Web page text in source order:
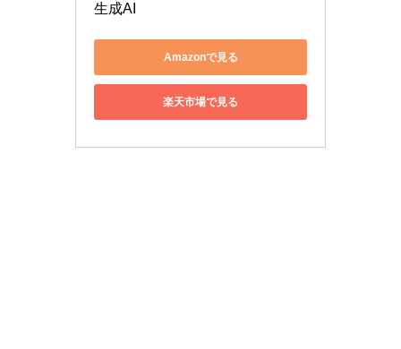
生成AI
Amazonで見る
楽天市場で見る